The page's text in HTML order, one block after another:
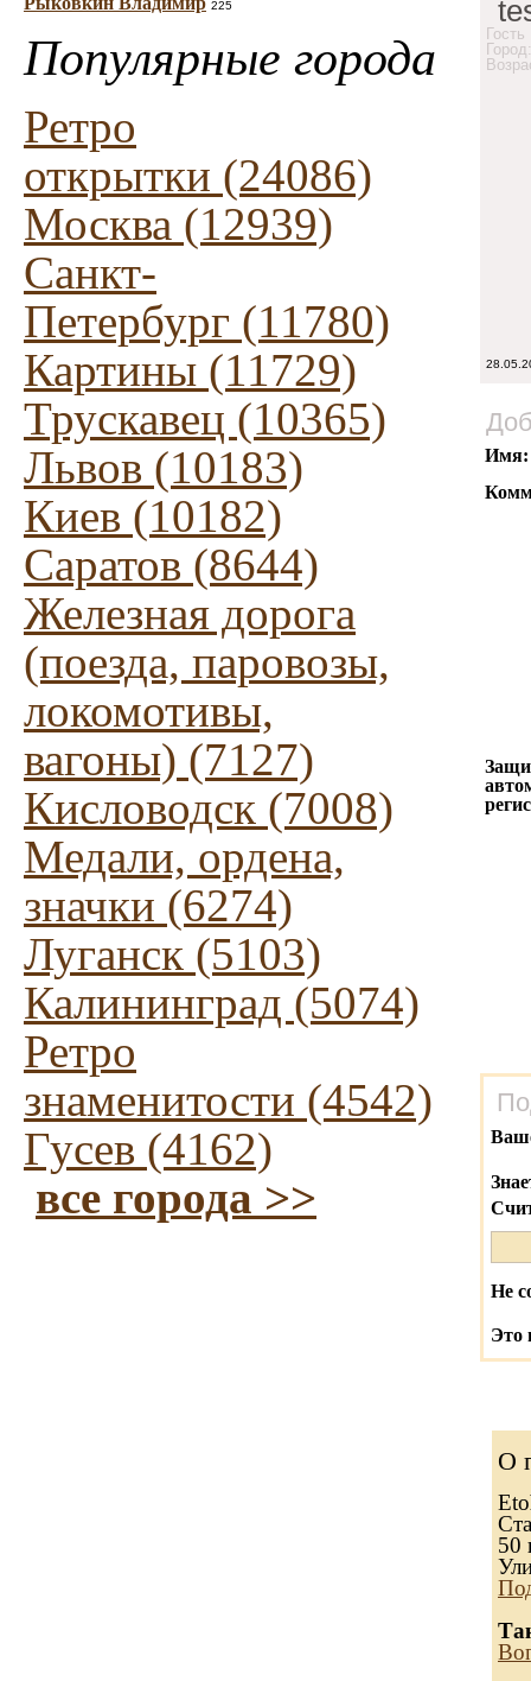
225
Популярные города
Ретро
открытки (24086)
Москва (12939)
Санкт-
Петербург (11780)
Картины (11729)
Трускавец (10365)
Львов (10183)
Киев (10182)
Саратов (8644)
Железная дорога
(поезда, паровозы,
локомотивы,
вагоны) (7127)
Кисловодск (7008)
Медали, ордена,
значки (6274)
Луганск (5103)
Калининград (5074)
Ретро
знаменитости (4542)
Гусев (4162)
все города >>
Гость
Город:
Имя:
Не
Это
О
Eto
50